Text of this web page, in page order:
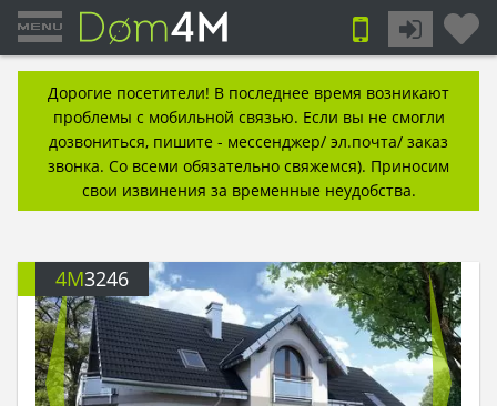
Дорогие посетители! В последнее время возникают
проблемы с мобильной связью. Если вы не смогли
дозвониться, пишите - мессенджер/ эл.почта/ заказ
звонка. Со всеми обязательно свяжемся). Приносим
свои извинения за временные неудобства.
4M3246